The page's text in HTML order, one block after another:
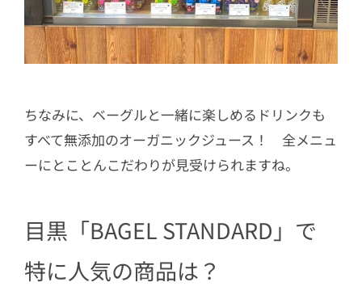
ちなみに、ベーグルと一緒に楽しめるドリンクも
すべて無添加のオーガニックジュース！ 全メニュ
ーにとことんこだわりが見受けられますね。
目黒「BAGEL STANDARD」で
特に人気の商品は？